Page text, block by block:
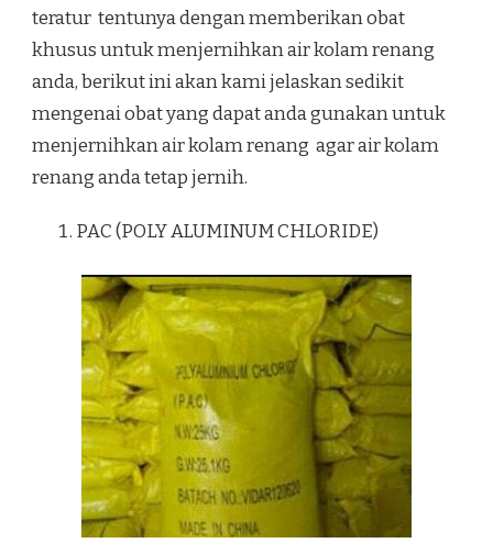
teratur tentunya dengan memberikan obat
khusus untuk menjernihkan air kolam renang
anda, berikut ini akan kami jelaskan sedikit
mengenai obat yang dapat anda gunakan untuk
menjernihkan air kolam renang agar air kolam
renang anda tetap jernih.
PAC (POLY ALUMINUM CHLORIDE)